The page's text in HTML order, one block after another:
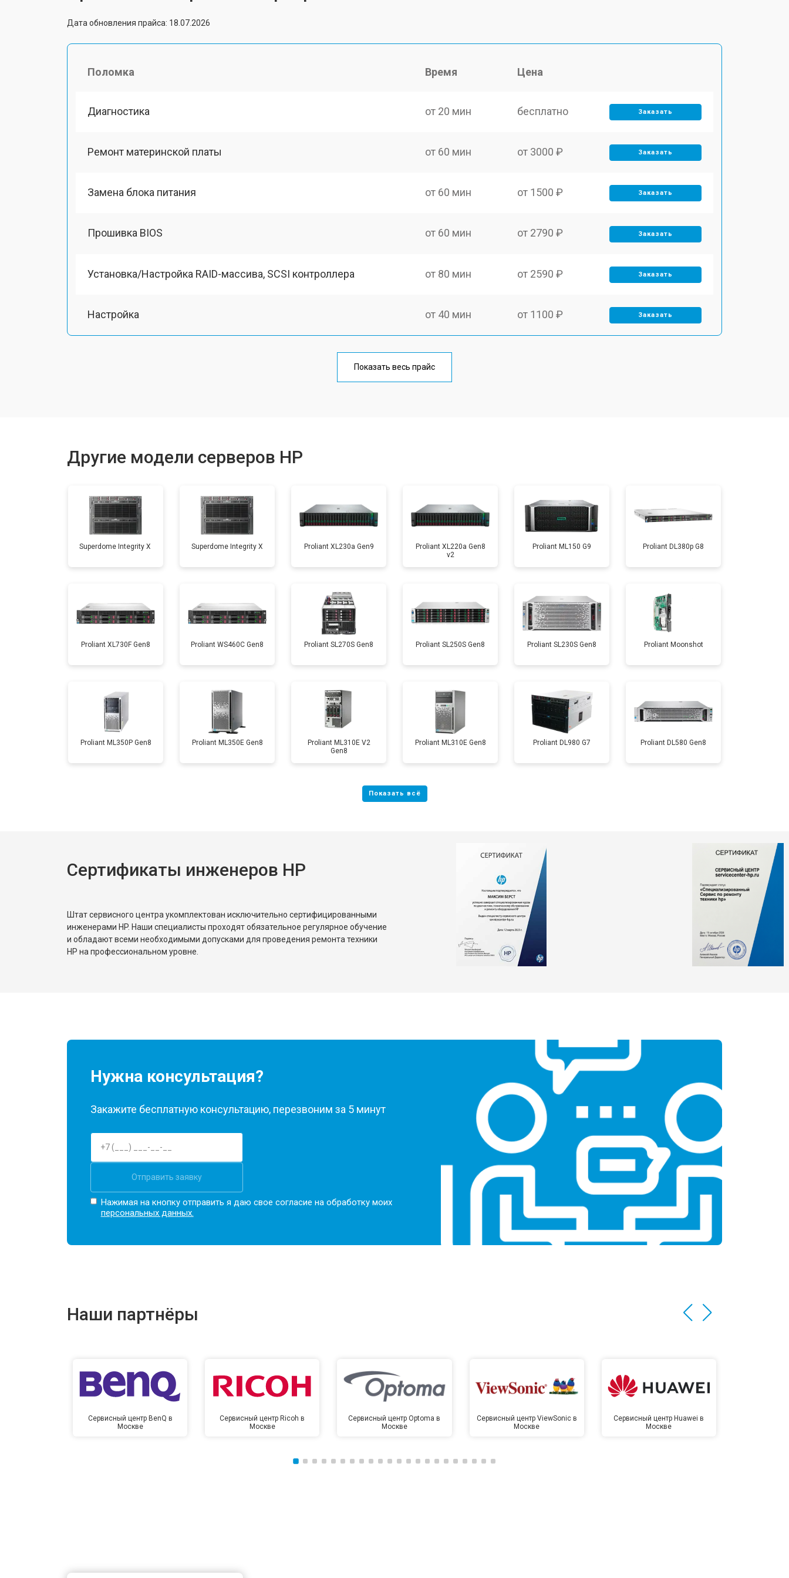
Дата обновления прайса: 18.07.2026
Поломка Время Цена
Диагностика от 20 мин бесплатно Заказать
Ремонт материнской платы от 60 мин от 3000 ₽ Заказать
Замена блока питания от 60 мин от 1500 ₽ Заказать
Прошивка BIOS от 60 мин от 2790 ₽ Заказать
Установка/Настройка RAID-массива, SCSI контроллера от 80 мин от 2590 ₽ Заказать
Настройка от 40 мин от 1100 ₽ Заказать
Показать весь прайс
Другие модели серверов HP
Superdome Integrity Х Superdome Integrity Х Proliant XL230a Gen9
Proliant XL220a Gen8
v2
Proliant ML150 G9 Proliant DL380p G8
Proliant XL730F Gen8 Proliant WS460C Gen8 Proliant SL270S Gen8 Proliant SL250S Gen8 Proliant SL230S Gen8 Proliant Moonshot
Proliant ML350P Gen8 Proliant ML350E Gen8
Proliant ML310E V2
Gen8
Proliant ML310E Gen8 Proliant DL980 G7 Proliant DL580 Gen8
Сертификаты инженеров HP
Штат сервисного центра укомплектован исключительно сертифицированными
инженерами HP. Наши специалисты проходят обязательное регулярное обучение
и обладают всеми необходимыми допусками для проведения ремонта техники
HP на профессиональном уровне.
Нужна консультация?
Закажите бесплатную консультацию, перезвоним за 5 минут
Отправить заявку
Нажимая на кнопку отправить я даю свое согласие на обработку моих
персональных данных.
Наши партнёры
Сервисный центр BenQ в
Москве
Сервисный центр Ricoh в
Москве
Сервисный центр Optoma в
Москве
Сервисный центр ViewSonic в
Москве
Сервисный центр Huawei в
Москве